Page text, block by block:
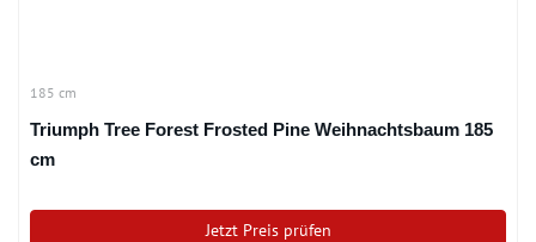
185 cm
Triumph Tree Forest Frosted Pine Weihnachtsbaum 185
cm
Jetzt Preis prüfen